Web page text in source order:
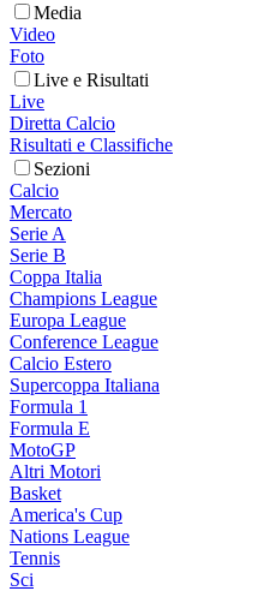
Media
Video
Foto
Live e Risultati
Live
Diretta Calcio
Risultati e Classifiche
Sezioni
Calcio
Mercato
Serie A
Serie B
Coppa Italia
Champions League
Europa League
Conference League
Calcio Estero
Supercoppa Italiana
Formula 1
Formula E
MotoGP
Altri Motori
Basket
America's Cup
Nations League
Tennis
Sci